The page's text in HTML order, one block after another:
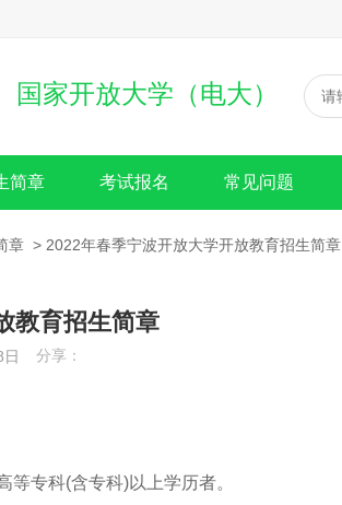
国家开放大学（电大）
简章 考试报名 常见问题
章 > 2022年春季宁波开放大学开放教育招生简章
教育招生简章
分享：
专科(含专科)以上学历者。